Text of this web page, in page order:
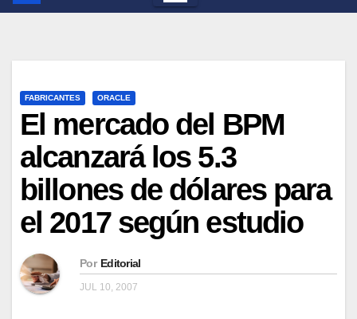
FABRICANTES ORACLE
El mercado del BPM
alcanzará los 5.3
billones de dólares para
el 2017 según estudio
Por Editorial
JUL 10, 2007